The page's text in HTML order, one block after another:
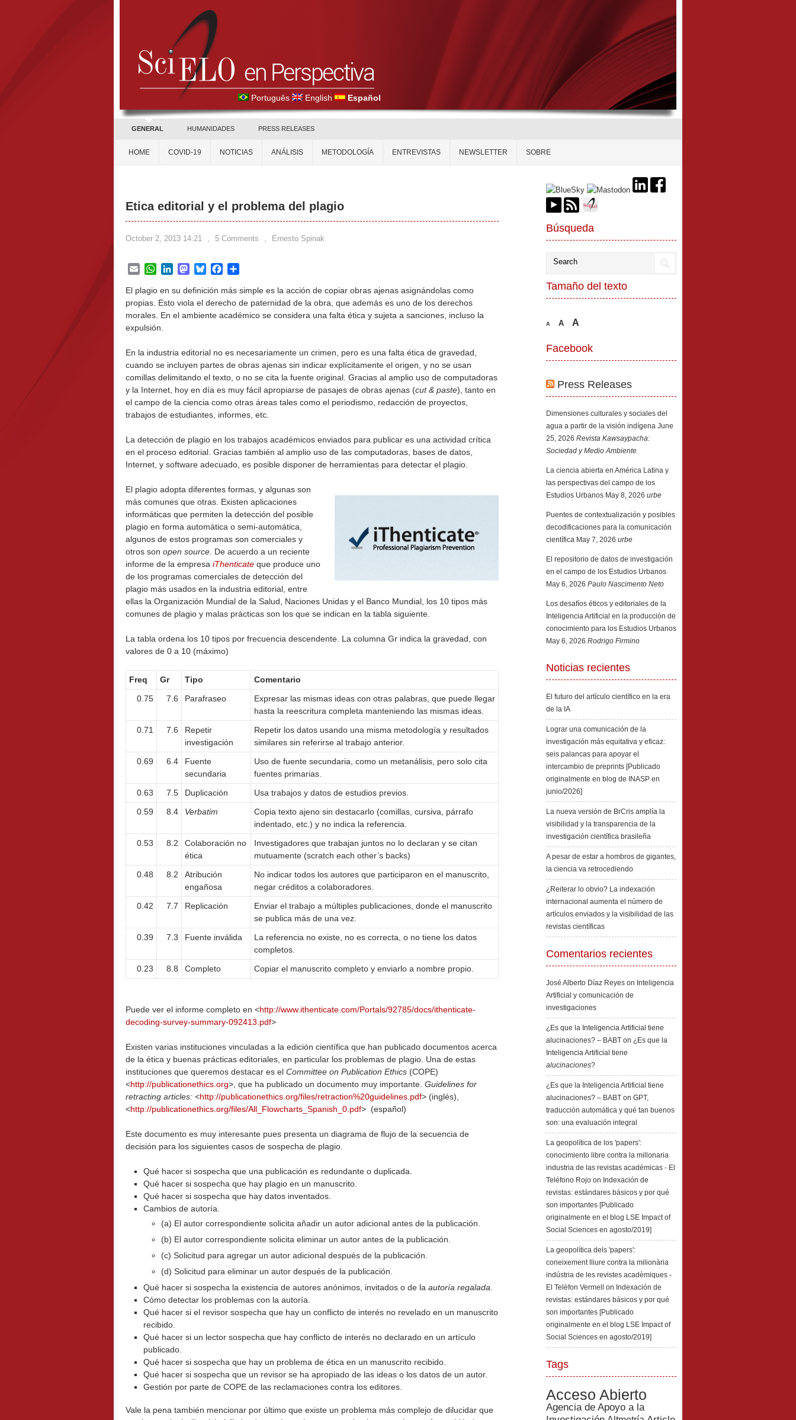
Português English Español
GENERAL HUMANIDADES PRESS RELEASES
HOME COVID-19 NOTICIAS ANÁLISIS METODOLOGÍA ENTREVISTAS NEWSLETTER SOBRE
Etica editorial y el problema del plagio
October 2, 2013 14:21 , 5 Comments , Ernesto Spinak
EmailWhatsApp
LinkedInMastodon
BlueskyFacebook
El plagio en su definición más simple es la acción de copiar obras ajenas asignándolas como
propias. Esto viola el derecho de paternidad de la obra, que además es uno de los derechos
morales. En el ambiente académico se considera una falta ética y sujeta a sanciones, incluso la
expulsión.
En la industria editorial no es necesariamente un crimen, pero es una falta ética de gravedad,
cuando se incluyen partes de obras ajenas sin indicar explícitamente el origen, y no se usan
comillas delimitando el texto, o no se cita la fuente original. Gracias al amplio uso de computadoras
y la Internet, hoy en día es muy fácil apropiarse de pasajes de obras ajenas (cut & paste), tanto en
el campo de la ciencia como otras áreas tales como el periodismo, redacción de proyectos,
trabajos de estudiantes, informes, etc.
La detección de plagio en los trabajos académicos enviados para publicar es una actividad crítica
en el proceso editorial. Gracias también al amplio uso de las computadoras, bases de datos,
Internet, y software adecuado, es posible disponer de herramientas para detectar el plagio.
El plagio adopta diferentes formas, y algunas son
más comunes que otras. Existen aplicaciones
informáticas que permiten la detección del posible
plagio en forma automática o semi-automática,
algunos de estos programas son comerciales y
otros son open source . De acuerdo a un reciente
informe de la empresa iThenticate que produce uno
de los programas comerciales de detección del
plagio más usados en la industria editorial, entre
ellas la Organización Mundial de la Salud, Naciones Unidas y el Banco Mundial, los 10 tipos más
comunes de plagio y malas prácticas son los que se indican en la tabla siguiente.
La tabla ordena los 10 tipos por frecuencia descendente. La columna Gr indica la gravedad, con
valores de 0 a 10 (máximo)
Freq Gr Tipo
Comentario
0.75
7.6 Parafraseo
Expresar las mismas ideas con otras palabras, que puede llegar
hasta la reescritura completa manteniendo las mismas ideas.
0.71
7.6
Repetir
investigación
Repetir los datos usando una misma metodología y resultados
similares sin referirse al trabajo anterior.
0.69
6.4
Fuente
secundaria
Uso de fuente secundaria, como un metanálisis, pero solo cita
fuentes primarias.
0.63
7.5 Duplicación
Usa trabajos y datos de estudios previos.
0.59
8.4 Verbatim
Copia texto ajeno sin destacarlo (comillas, cursiva, párrafo
indentado, etc.) y no indica la referencia.
0.53
8.2
Colaboración no
ética
Investigadores que trabajan juntos no lo declaran y se citan
mutuamente (scratch each other’s backs)
0.48
8.2
Atribución
engañosa
No indicar todos los autores que participaron en el manuscrito,
negar créditos a colaboradores.
0.42
7.7 Replicación
Enviar el trabajo a múltiples publicaciones, donde el manuscrito
se publica más de una vez.
0.39
7.3 Fuente inválida
La referencia no existe, no es correcta, o no tiene los datos
completos.
0.23
8.8 Completo Copiar el manuscrito completo y enviarlo a nombre propio.
Puede ver el informe completo en <http://www.ithenticate.com/Portals/92785/docs/ithenticate-
decoding-survey-summary-092413.pdf>
Existen varias instituciones vinculadas a la edición científica que han publicado documentos acerca
de la ética y buenas prácticas editoriales, en particular los problemas de plagio. Una de estas
instituciones que queremos destacar es el Committee on Publication Ethics (COPE)
<http://publicationethics.org>, que ha publicado un documento muy importante. Guidelines for
retracting articles: <http://publicationethics.org/files/retraction%20guidelines.pdf> (inglés),
<http://publicationethics.org/files/All_Flowcharts_Spanish_0.pdf> (español)
Este documento es muy interesante pues presenta un diagrama de flujo de la secuencia de
decisión para los siguientes casos de sospecha de plagio.
Qué hacer si sospecha que una publicación es redundante o duplicada.
Qué hacer si sospecha que hay plagio en un manuscrito.
Qué hacer si sospecha que hay datos inventados.
Cambios de autoría.
(a) El autor correspondiente solicita añadir un autor adicional antes de la publicación.
(b) El autor correspondiente solicita eliminar un autor antes de la publicación.
(c) Solicitud para agregar un autor adicional después de la publicación.
(d) Solicitud para eliminar un autor después de la publicación.
Qué hacer si sospecha la existencia de autores anónimos, invitados o de la autoría regalada.
Cómo detectar los problemas con la autoría.
Qué hacer si el revisor sospecha que hay un conflicto de interés no revelado en un manuscrito
recibido.
Qué hacer si un lector sospecha que hay conflicto de interés no declarado en un artículo
publicado.
Qué hacer si sospecha que hay un problema de ética en un manuscrito recibido.
Qué hacer si sospecha que un revisor se ha apropiado de las ideas o los datos de un autor.
Gestión por parte de COPE de las reclamaciones contra los editores.
Vale la pena también mencionar por último que existe un problema más complejo de dilucidar que
Búsqueda
Tamaño del texto
A A A
Facebook
Press Releases
Dimensiones culturales y sociales del
agua a partir de la visión indígena June
25, 2026 Revista Kawsaypacha:
Sociedad y Medio Ambiente
La ciencia abierta en América Latina y
las perspectivas del campo de los
Estudios Urbanos May 8, 2026 urbe
Puentes de contextualización y posibles
decodificaciones para la comunicación
científica May 7, 2026 urbe
El repositorio de datos de investigación
en el campo de los Estudios Urbanos
May 6, 2026 Paulo Nascimento Neto
Los desafíos éticos y editoriales de la
Inteligencia Artificial en la producción de
conocimiento para los Estudios Urbanos
May 6, 2026 Rodrigo Firmino
Noticias recientes
El futuro del artículo científico en la era
de la IA
Lograr una comunicación de la
investigación más equitativa y eficaz:
seis palancas para apoyar el
intercambio de preprints [Publicado
originalmente en blog de INASP en
junio/2026]
La nueva versión de BrCris amplía la
visibilidad y la transparencia de la
investigación científica brasileña
A pesar de estar a hombros de gigantes,
la ciencia va retrocediendo
¿Reiterar lo obvio? La indexación
internacional aumenta el número de
artículos enviados y la visibilidad de las
revistas científicas
Comentarios recientes
José Alberto Díaz Reyes on Inteligencia
Artificial y comunicación de
investigaciones
¿Es que la Inteligencia Artificial tiene
alucinaciones? – BABT on ¿Es que la
Inteligencia Artificial tiene
alucinaciones?
¿Es que la Inteligencia Artificial tiene
alucinaciones? – BABT on GPT,
traducción automática y qué tan buenos
son: una evaluación integral
La geopolítica de los 'papers':
conocimiento libre contra la millonaria
industria de las revistas académicas - El
Teléfono Rojo on Indexación de
revistas: estándares básicos y por qué
son importantes [Publicado
originalmente en el blog LSE Impact of
Social Sciences en agosto/2019]
La geopolítica dels 'papers':
coneixement lliure contra la milionària
indústria de les revistes acadèmiques -
El Telèfon Vermell
on Indexación de
revistas: estándares básicos y por qué
son importantes [Publicado
originalmente en el blog LSE Impact of
Social Sciences en agosto/2019]
Tags
Acceso Abierto
Agencia de Apoyo a la